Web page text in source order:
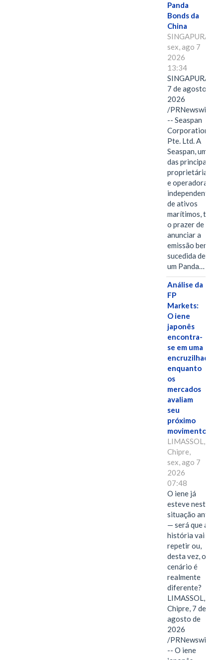
Panda
Bonds da
China
SINGAPURA,
sex, ago 7
2026
13:34
SINGAPURA,
7 de agosto de
2026
/PRNewswire/
-- Seaspan
Corporation
Pte. Ltd. A
Seaspan, uma
das principais
proprietárias
e operadoras
independentes
de ativos
marítimos, tem
o prazer de
anunciar a
emissão bem-
sucedida de
um Panda…
Análise da
FP
Markets:
O iene
japonês
encontra-
se em uma
encruzilhada
enquanto
os
mercados
avaliam
seu
próximo
movimento.
LIMASSOL,
Chipre,
sex, ago 7
2026
07:48
O iene já
esteve nesta
situação antes
— será que a
história vai se
repetir ou,
desta vez, o
cenário é
realmente
diferente?
LIMASSOL,
Chipre, 7 de
agosto de
2026
/PRNewswire/
-- O iene